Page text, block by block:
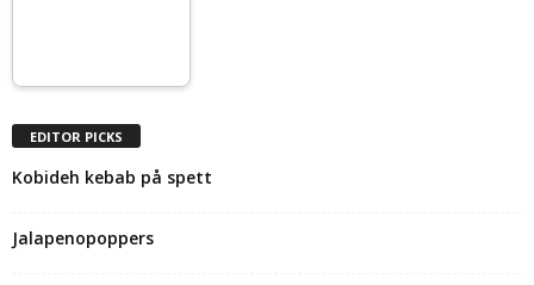
EDITOR PICKS
Kobideh kebab på spett
Jalapenopoppers